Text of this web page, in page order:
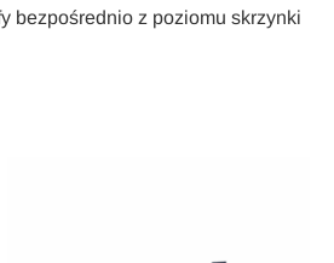
bezpośrednio z poziomu skrzynki